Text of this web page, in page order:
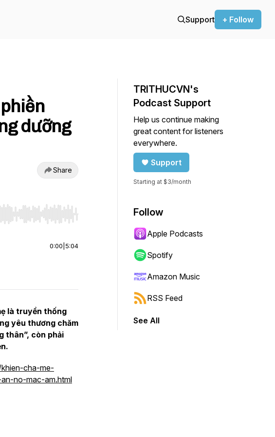
Support + Follow
dưỡng
Share
jump to start or end. Hold shift to jump forward or backward.
0:00 5:04
là truyền thống
yêu thương chăm
thân”, còn phải
cha-me-
no-mac-am.html
TRITHUCVN's
Podcast Support
Help us continue making
great content for listeners
everywhere.
Support
Starting at $3/month
Follow
Apple Podcasts
Spotify
Amazon Music
RSS Feed
See All